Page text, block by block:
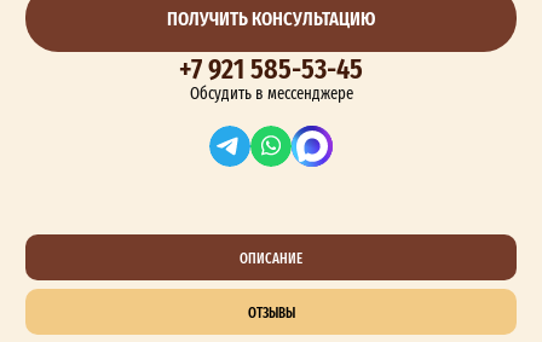
ПОЛУЧИТЬ КОНСУЛЬТАЦИЮ
+7 921 585-53-45
Обсудить в мессенджере
ОПИСАНИЕ
ОТЗЫВЫ